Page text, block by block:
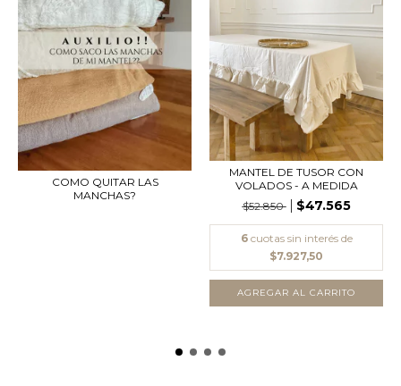
COMO QUITAR LAS
MANCHAS?
MANTEL DE TUSOR CON
VOLADOS - A MEDIDA
$52.850
$47.565
6 cuotas sin interés de
$7.927,50
AGREGAR AL CARRITO